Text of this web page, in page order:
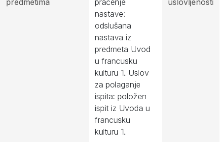
predmetima
praćenje
nastave:
odslušana
nastava iz
predmeta Uvod
u francusku
kulturu 1. Uslov
za polaganje
ispita: položen
ispit iz Uvoda u
francusku
kulturu 1.
uslovljenosti